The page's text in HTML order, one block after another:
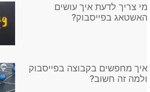
מי צריך לדעת איך עושים
האשטאג בפייסבוק?
איך מחפשים בקבוצה בפייסבוק
ולמה זה חשוב?